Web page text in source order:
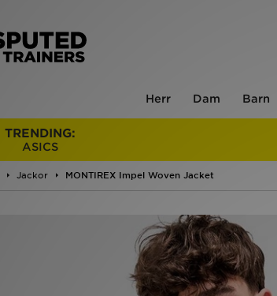
Herr Dam Barn
TRENDING:
ASICS
Jackor MONTIREX Impel Woven Jacket